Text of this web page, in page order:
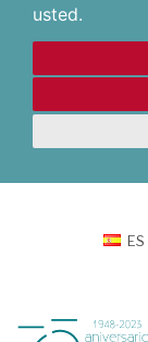
usted.
ES